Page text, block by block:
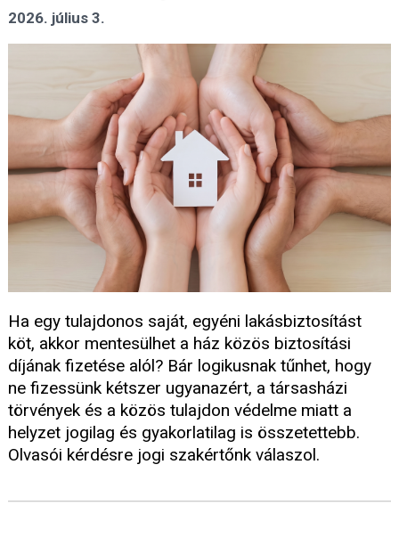
2026. július 3.
Ha egy tulajdonos saját, egyéni lakásbiztosítást
köt, akkor mentesülhet a ház közös biztosítási
díjának fizetése alól? Bár logikusnak tűnhet, hogy
ne fizessünk kétszer ugyanazért, a társasházi
törvények és a közös tulajdon védelme miatt a
helyzet jogilag és gyakorlatilag is összetettebb.
Olvasói kérdésre jogi szakértőnk válaszol.